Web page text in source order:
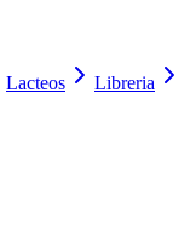
Lacteos
Libreria